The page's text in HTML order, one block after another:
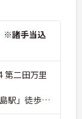
諸手当込
第二田万里
駅」徒歩7